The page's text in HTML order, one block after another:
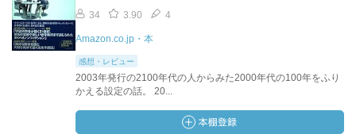
34 3.90 4
Amazon.co.jp・本
感想・レビュー
2003年発行の2100年代の人からみた2000年代の100年をふり
かえる設定の話。 20...